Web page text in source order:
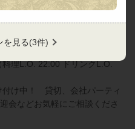
を見る(3件)
理L.O. 翌2:00 ドリンクL.O.
理L.O. 22:00 ドリンクL.O.
付け中！ 貸切、会社パーティ
会などお気軽にご相談くださ
る